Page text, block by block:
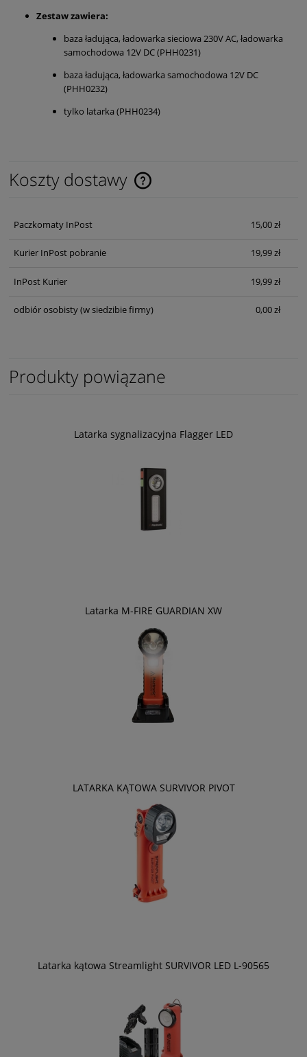
Zestaw zawiera:
baza ładująca, ładowarka sieciowa 230V AC, ładowarka
samochodowa 12V DC (PHH0231)
baza ładująca, ładowarka samochodowa 12V DC
(PHH0232)
tylko latarka (PHH0234)
Koszty dostawy
Cena nie zawiera ewentualnych kosztów płatności
Paczkomaty InPost 15,00 zł
Kurier InPost pobranie 19,99 zł
InPost Kurier 19,99 zł
odbiór osobisty(w siedzibie firmy) 0,00 zł
Produkty powiązane
Latarka sygnalizacyjna Flagger LED
Latarka M-FIRE GUARDIAN XW
LATARKA KĄTOWA SURVIVOR PIVOT
Latarka kątowa Streamlight SURVIVOR LED L-90565